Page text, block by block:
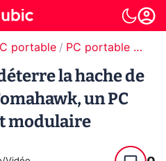
portable PC portable gamer
la hache de
un PC
modulaire